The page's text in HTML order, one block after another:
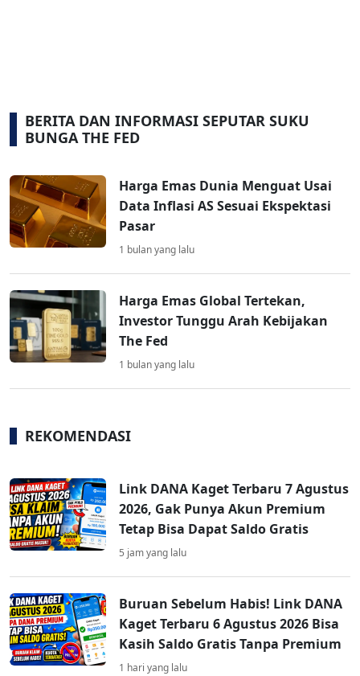
BERITA DAN INFORMASI SEPUTAR SUKU
BUNGA THE FED
Harga Emas Dunia Menguat Usai
Data Inflasi AS Sesuai Ekspektasi
Pasar
1 bulan yang lalu
Harga Emas Global Tertekan,
Investor Tunggu Arah Kebijakan
The Fed
1 bulan yang lalu
REKOMENDASI
Link DANA Kaget Terbaru 7 Agustus
2026, Gak Punya Akun Premium
Tetap Bisa Dapat Saldo Gratis
5 jam yang lalu
Buruan Sebelum Habis! Link DANA
Kaget Terbaru 6 Agustus 2026 Bisa
Kasih Saldo Gratis Tanpa Premium
1 hari yang lalu